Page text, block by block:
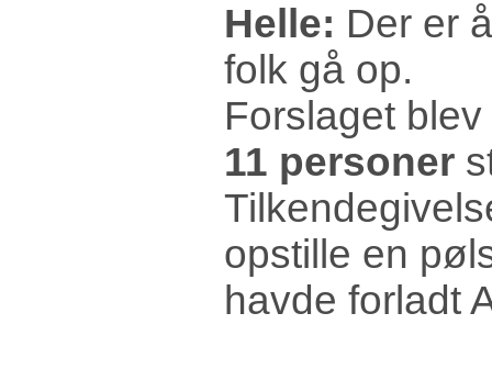
Helle: Der er
folk gå op.
Forslaget
11 personer
opstille en
havde forladt